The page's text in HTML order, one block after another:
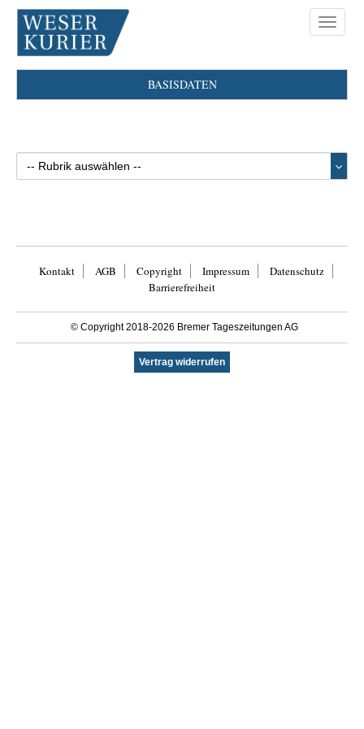
Toggle
BASISDATEN
Kontakt AGB Copyright Impressum
Datenschutz
Barrierefreiheit
© Copyright 2018-2026 Bremer Tageszeitungen AG
Vertrag widerrufen